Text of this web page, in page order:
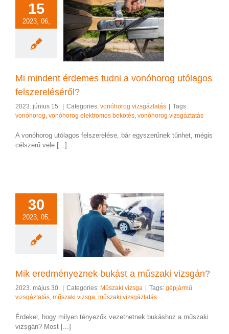
15
2023, 06,
érdemes tudni
Mi mindent érdemes tudni a vonóhorog utólagos
felszereléséről?
2023. június 15. | Categories: vonóhorog vizsgáztatás | Tags:
vonóhorog vonóhorog elektromos bekötés vonóhorog vizsgáztatás
A vonóhorog utólagos felszerelése, bár egyszerűnek tűnhet, mégis
célszerű vele [...]
30
2023, 05,
Mik eredményeznek bukást a műszaki vizsgán?
2023. május 30. Categories: Műszaki vizsga Tags: gépjármű
vizsgáztatás, műszaki vizsga, műszaki vizsgáztatás
Érdekel, hogy milyen tényezők vezethetnek bukáshoz a műszaki
vizsgán? Most [...]